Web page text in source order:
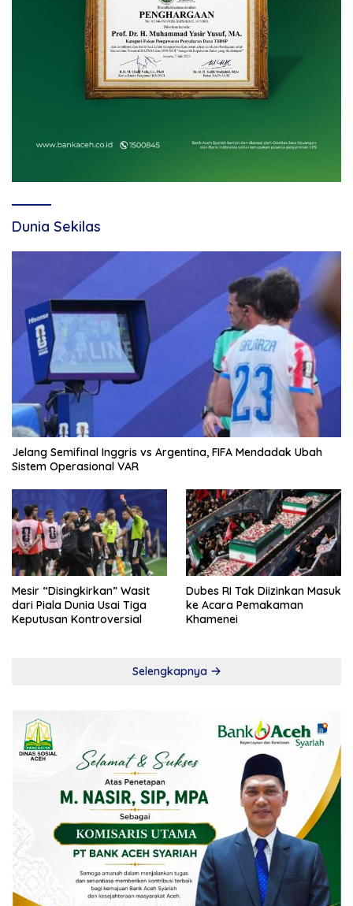
Dunia Sekilas
Jelang Semifinal Inggris vs Argentina, FIFA Mendadak Ubah
Sistem Operasional VAR
Mesir “Disingkirkan” Wasit
dari Piala Dunia Usai Tiga
Keputusan Kontroversial
Dubes RI Tak Diizinkan Masuk
ke Acara Pemakaman
Khamenei
Selengkapnya